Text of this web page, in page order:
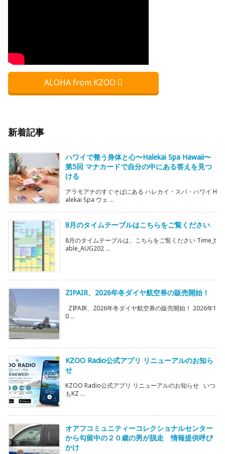
ALOHA from KZOO
新着記事
ハワイで整う身体と心〜Halekai Spa Hawaii〜
第5回 マナカードで自分の中にある答えを見つ
ける
アラモアナのすぐそばにある ハレカイ・スパ・ハワイ H
alekai Spa ウェ ...
8月のタイムテーブルはこちらをご覧ください
8月のタイムテーブルは、こちらをご覧ください Time_t
able_AUG202 ...
ZIPAIR、2026年冬ダイヤ航空券の販売開始！
ZIPAIR、2026年冬ダイヤ航空券の販売開始！ 2026年1
0 ...
KZOO Radio公式アプリ リニューアルのお知ら
せ
KZOO Radio公式アプリ リニューアルのお知らせ いつ
もKZ ...
オアフコミュニティーコレクショナルセンター
から勾留中の２０歳の男が脱走 情報提供呼び
かけ